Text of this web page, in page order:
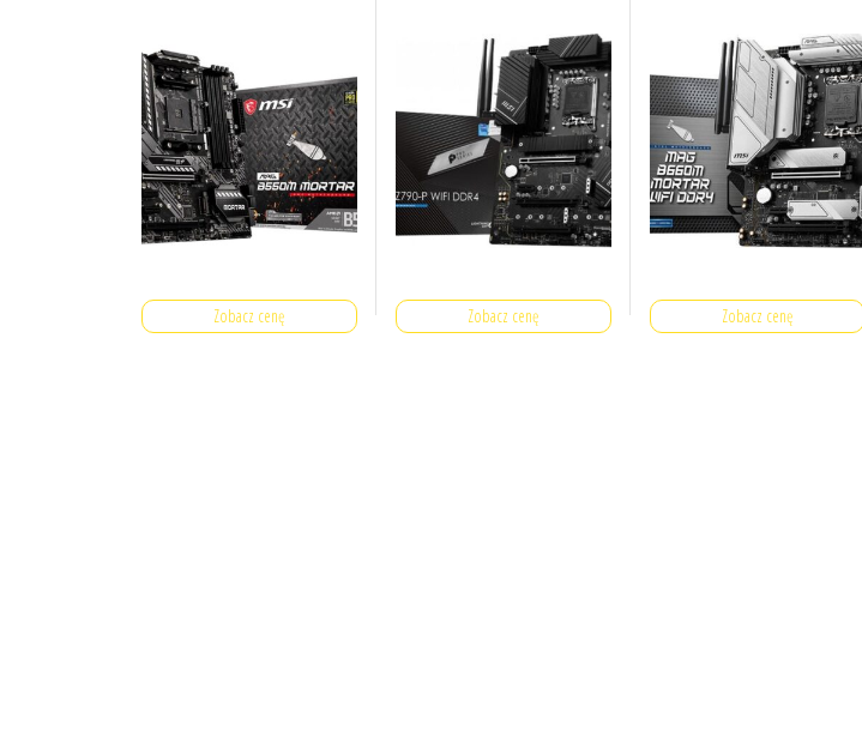
Zobacz cenę Zobacz cenę Zobacz cenę